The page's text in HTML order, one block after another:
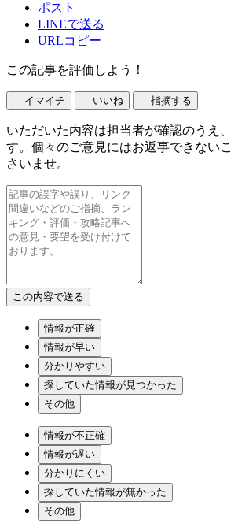
ポスト
LINEで送る
URLコピー
この記事を評価しよう！
イマイチ いいね 指摘する
いただいた内容は担当者が確認のうえ
す。個々のご意見にはお返事できない
さいませ。
情報が正確
情報が早い
分かりやすい
探していた情報が見つかった
その他
情報が不正確
情報が遅い
分かりにくい
探していた情報が無かった
その他